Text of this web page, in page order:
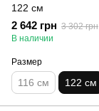
122 см
2 642 грн 3 302 грн
В наличии
Размер
116 см 122 см